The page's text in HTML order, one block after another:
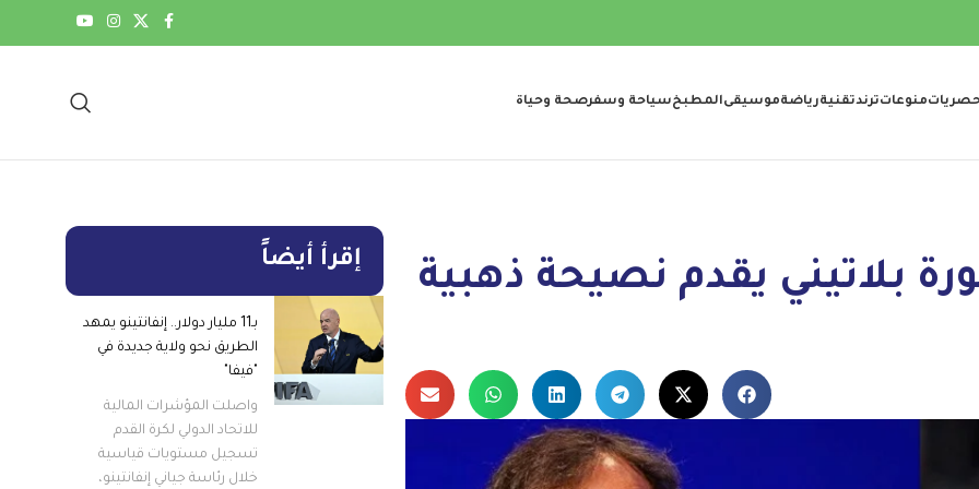
منوعاتترندتقنيةرياضةموسيقىالمطبخسياحة وسفرصحة وحياة
بلاتيني يقدم نصيحة ذهبية
إقرأ أيضاً
بـ11 مليار دولار.. إنفانتينو يمهد
الطريق نحو ولاية جديدة في
"فيفا"
واصلت المؤشرات المالية
للاتحاد الدولي لكرة القدم
تسجيل مستويات قياسية
خلال رئاسة جياني إنفانتينو،